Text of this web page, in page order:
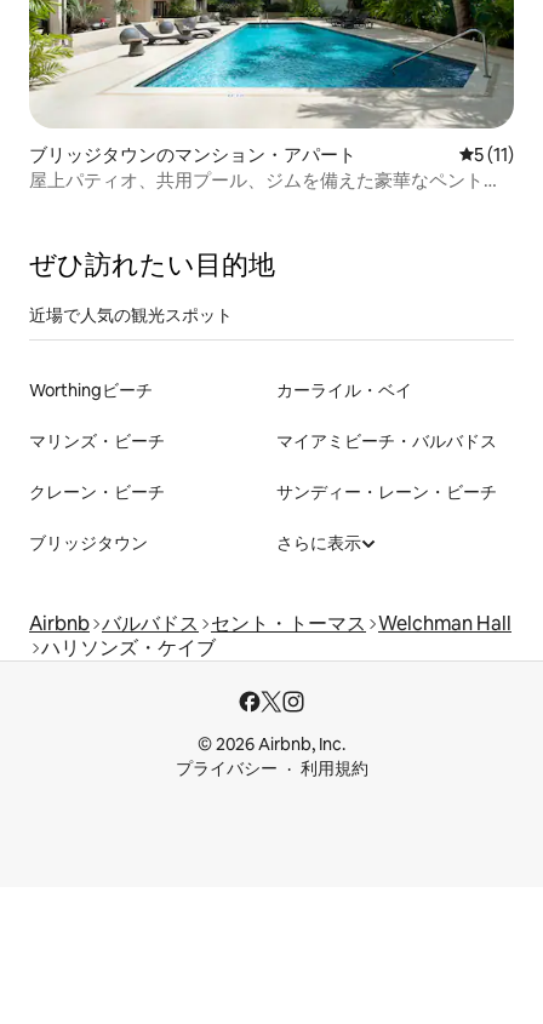
ブリッジタウンのマンション・アパート レビュー
5 (11)
屋上パティオ、共用プール、ジムを備えた豪華なペントハ
ぜひ訪⁠れ⁠た⁠い目⁠的⁠地
近場で人気の観光スポット
Worthingビーチ カーライル・ベイ
マリンズ・ビーチ マイアミビーチ・バルバドス
クレーン・ビーチ サンディー・レーン・ビーチ
ブリッジタウン さらに表示
Airbnb バルバドス セント・トーマス Welchman Hall
ハリソンズ・ケイブ
© 2026 Airbnb, Inc.
プライバシー
利用規約